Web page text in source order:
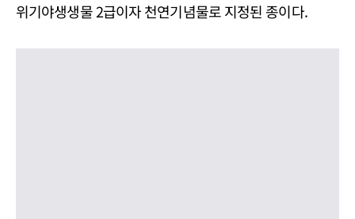
위기야생생물 2급이자 천연기념물로 지정된 종이다.